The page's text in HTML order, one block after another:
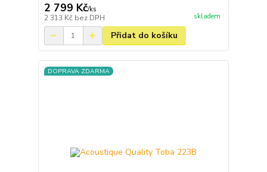
2 799 Kč/ks
2 313 Kč bez DPH skladem
Přidat do košíku
DOPRAVA ZDARMA